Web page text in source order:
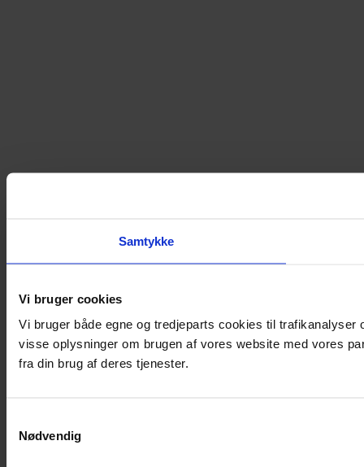
Samtykke
Vi bruger cookies
Vi bruger både egne og tredjeparts cookies til
visse oplysninger om brugen af vores website med vores
fra din brug af deres tjenester.
Nødvendig